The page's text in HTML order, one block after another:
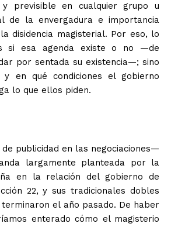
previsible en cualquier grupo u
de la envergadura e importancia
disidencia magisterial. Por eso, lo
si esa agenda existe o no —de
por sentada su existencia—; sino
y en qué condiciones el gobierno
lo que ellos piden.
publicidad en las negociaciones—
largamente planteada por la
en la relación del gobierno de
22, y sus tradicionales dobles
terminaron el año pasado. De haber
enterado cómo el magisterio